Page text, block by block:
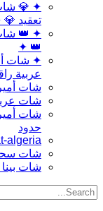
✦ 💎 شات
تعقيد
✦ 👑 شات
👑 ✦
عربية
شات
شات
شات
حدود
algeria
شات
شات